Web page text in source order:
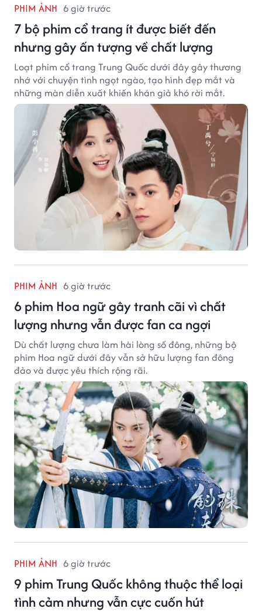
PHIM ẢNH 6 giờ trước
7 bộ phim cổ trang ít được biết đến
nhưng gây ấn tượng về chất lượng
Loạt phim cổ trang Trung Quốc dưới đây gây thương
nhớ với chuyện tình ngọt ngào, tạo hình đẹp mắt và
những màn diễn xuất khiến khán giả khó rời mắt.
PHIM ẢNH 6 giờ trước
6 phim Hoa ngữ gây tranh cãi vì chất
lượng nhưng vẫn được fan ca ngợi
Dù chất lượng chưa làm hài lòng số đông, những bộ
phim Hoa ngữ dưới đây vẫn sở hữu lượng fan đông
đảo và được yêu thích rộng rãi.
PHIM ẢNH 6 giờ trước
9 phim Trung Quốc không thuộc thể loại
tình cảm nhưng vẫn cực cuốn hút